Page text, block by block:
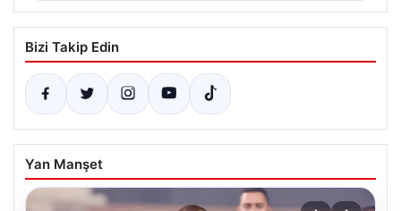
Bizi Takip Edin
Yan Manşet